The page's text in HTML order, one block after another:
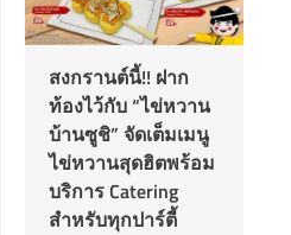
สงกรานต์นี้!! ฝาก
ท้องไว้กับ “ไข่หวาน
บ้านซูชิ” จัดเต็มเมนู
ไข่หวานสุดฮิตพร้อม
บริการ Catering
สำหรับทุกปาร์ตี้